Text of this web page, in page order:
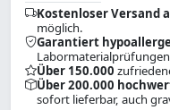
Kostenloser Versand
möglich.
Garantiert
Über 150.000
Über 200.000
sofort lieferbar, auch